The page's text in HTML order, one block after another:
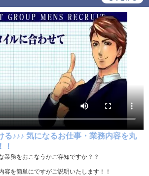
経験者歓迎
女性活躍中
学歴不問
幹部候補
制服貸与
WEB面接OK
オフィス内分煙・禁煙
可 即日採用合否通達可
る♪♪♪ 気になるお仕事・業務内容を丸
！
業務をおこなうかご存知ですか？？
容を簡単にですがご説明いたします！！